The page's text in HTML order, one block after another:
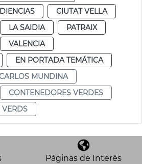
CIUTAT VELLA
LA SAIDIA
PATRAIX
VALENCIA
EN PORTADA TEMÁTICA
MUNDINA
CONTENEDORES VERDES
Páginas de Interés